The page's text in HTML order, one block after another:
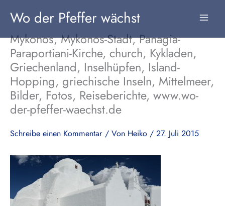
Inhalt
springen
Wo der Pfeffer wächst
Mykonos, Mykonos-Stadt, Panagia-
Paraportiani-Kirche, church, Kykladen,
Griechenland, Inselhüpfen, Island-
Hopping, griechische Inseln, Mittelmeer,
Bilder, Fotos, Reiseberichte, www.wo-
der-pfeffer-waechst.de
Schreibe einen Kommentar / Von Heiko / 27. Juli 2015